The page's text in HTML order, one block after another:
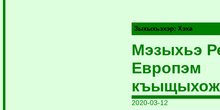
Зыхыхьэхэр:Хэха
Мэзыхьэ
Европэм
2020-03-12